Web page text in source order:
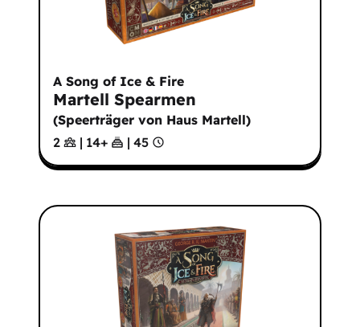
A Song of Ice & Fire
Martell Spearmen
(Speerträger von Haus Martell)
2
| 14+ | 45